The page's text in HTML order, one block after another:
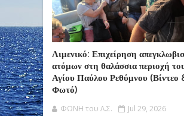
Λιμενικό: Επιχείρηση
ατόμων στη θαλάσσια περιοχή
Αγίου Παύλου Ρεθύμνου (Βίντεο
Φωτό)
ΦΩΝΗ του Λ.Σ. Jul 29, 2026